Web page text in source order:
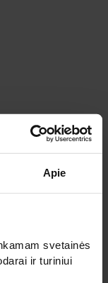
Apie
svetainės
ir turiniui